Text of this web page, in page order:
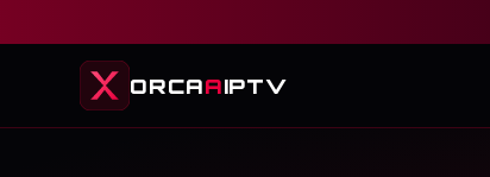
ORCAAIPTV